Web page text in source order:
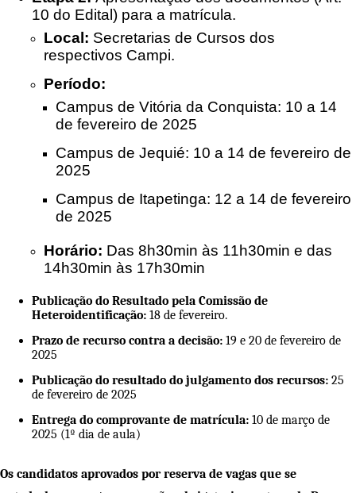
10 do Edital) para a matrícula.
Local: Secretarias de Cursos dos
respectivos Campi.
Período:
Campus de Vitória da Conquista: 10 a 14
de fevereiro de 2025
Campus de Jequié: 10 a 14 de fevereiro de
2025
Campus de Itapetinga: 12 a 14 de fevereiro
de 2025
Horário: Das 8h30min às 11h30min e das
14h30min às 17h30min
Publicação do Resultado pela Comissão de
Heteroidentificação: 18 de fevereiro.
Prazo de recurso contra a decisão: 19 e 20 de fevereiro de
2025
Publicação do resultado do julgamento dos recursos: 25
de fevereiro de 2025
Entrega do comprovante de matrícula: 10 de março de
2025 (1º dia de aula)
Os candidatos aprovados por reserva de vagas que se